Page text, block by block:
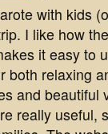
with kids
I like how
it easy to
both relaxing
and beautiful
really useful,